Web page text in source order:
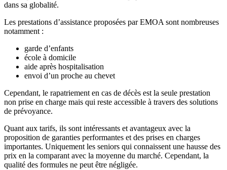
dans sa globalité.
Les prestations d’assistance proposées par EMOA sont nombreuses
notamment :
garde d’enfants
école à domicile
aide après hospitalisation
envoi d’un proche au chevet
Cependant, le rapatriement en cas de décès est la seule prestation
non prise en charge mais qui reste accessible à travers des solutions
de prévoyance.
Quant aux tarifs, ils sont intéressants et avantageux avec la
proposition de garanties performantes et des prises en charges
importantes. Uniquement les seniors qui connaissent une hausse des
prix en la comparant avec la moyenne du marché. Cependant, la
qualité des formules ne peut être négligée.